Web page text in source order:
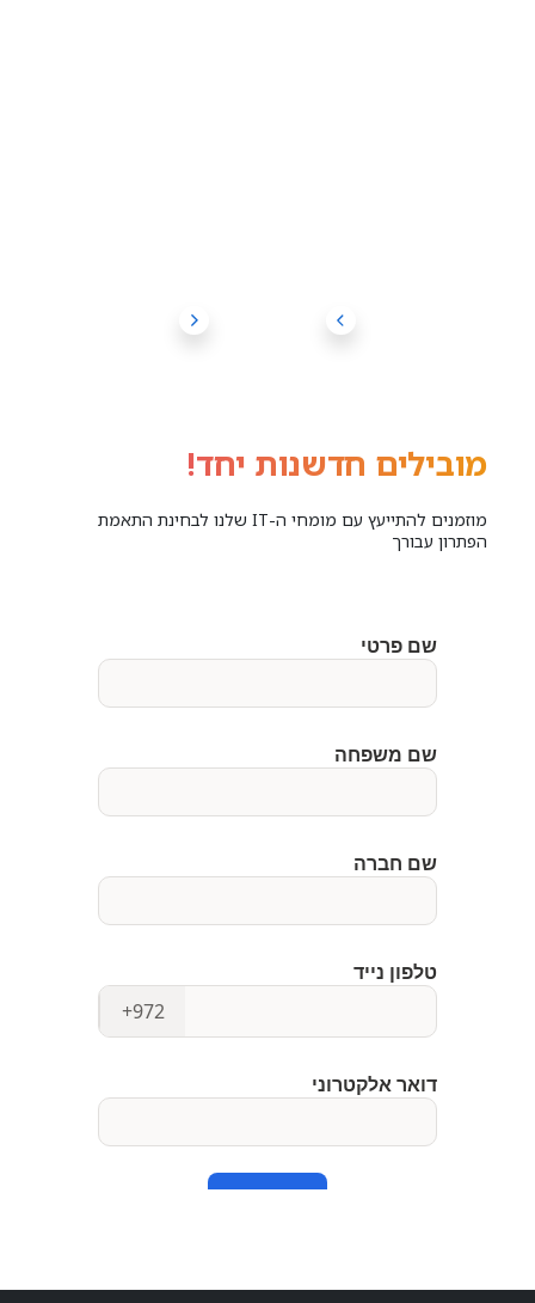
מובילים חדשנות יחד!
מוזמנים להתייעץ עם מומחי ה-IT שלנו לבחינת התאמת
הפתרון עבורך